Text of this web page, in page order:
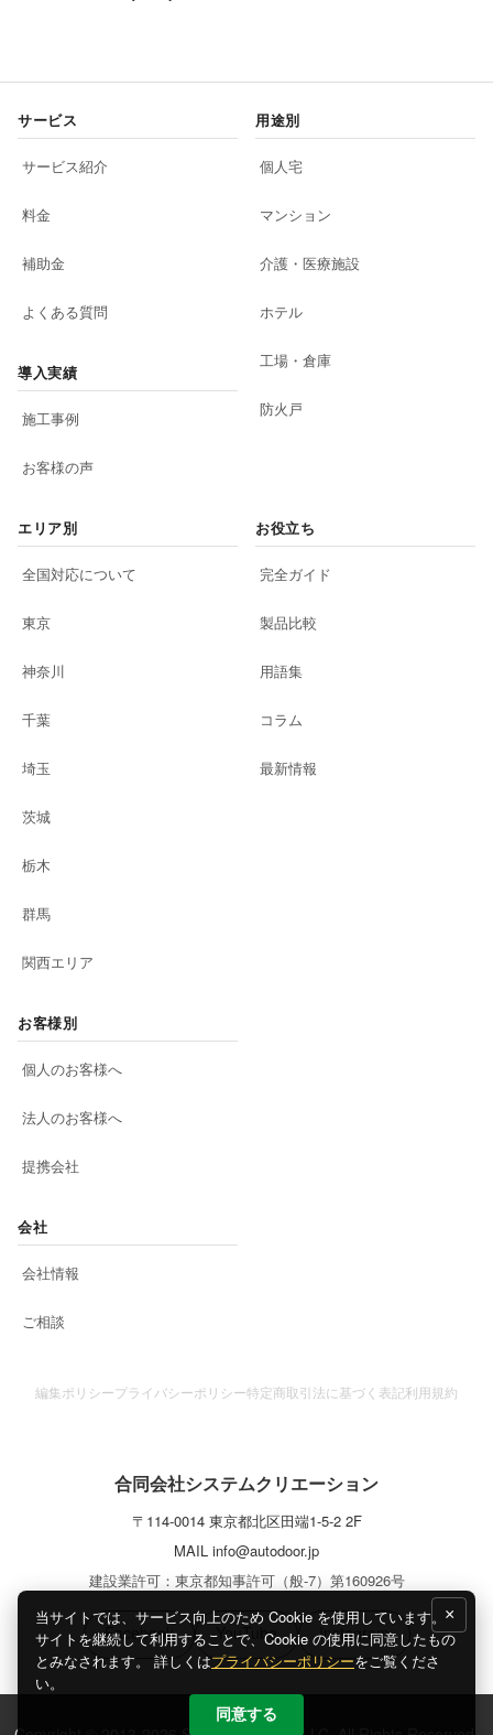
サービス
サービス紹介
料金
補助金
よくある質問
導入実績
施工事例
お客様の声
用途別
個人宅
マンション
介護・医療施設
ホテル
工場・倉庫
防火戸
エリア別
全国対応について
東京
神奈川
千葉
埼玉
茨城
栃木
群馬
関西エリア
お役立ち
完全ガイド
製品比較
用語集
コラム
最新情報
お客様別
個人のお客様へ
法人のお客様へ
提携会社
会社
会社情報
ご相談
編集ポリシープライバシーポリシー特定商取引法に基づく表記利用規約
合同会社システムクリエーション
〒 114-0014 東京都北区田端1-5-2 2F
MAIL info@autodoor.jp
建設業許可：東京都知事許可（般-7）第160926号
Facebook YouTube Instagram
×
当サイトでは、サービス向上のため Cookie を使用しています。
サイトを継続して利用することで、Cookie の使用に同意したもの
とみなされます。 詳しくはプライバシーポリシーをご覧くださ
い。
同意する